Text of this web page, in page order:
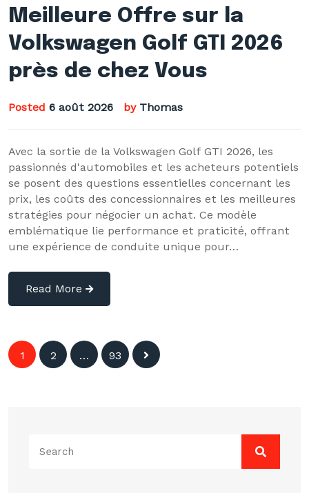
Meilleure Offre sur la
Volkswagen Golf GTI 2026
près de chez Vous
Posted 6 août 2026 by Thomas
Avec la sortie de la Volkswagen Golf GTI 2026, les
passionnés d'automobiles et les acheteurs potentiels
se posent des questions essentielles concernant les
prix, les coûts des concessionnaires et les meilleures
stratégies pour négocier un achat. Ce modèle
emblématique lie performance et praticité, offrant
une expérience de conduite unique pour…
Read More
Navigation
1 2 … 93
for: